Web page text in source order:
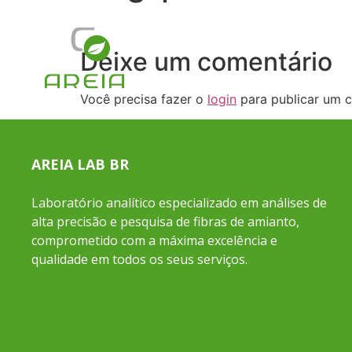
Deixe um comentário
Você precisa fazer o login para publicar um
AREIA LAB BR
Laboratório analítico especializado em análises de
alta precisão e pesquisa de fibras de amianto,
comprometido com a máxima excelência e
qualidade em todos os seus serviços.